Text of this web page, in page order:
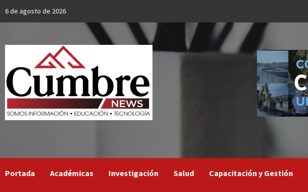
6 de agosto de 2026
Portada Académicas Investigación Salud Capacitación y Gestión